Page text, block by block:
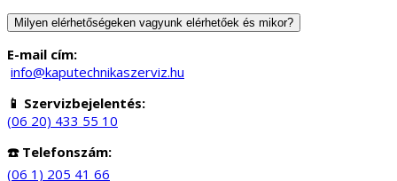
Milyen elérhetőségeken vagyunk elérhetőek és mikor?
E-mail cím:
info@kaputechnikaszerviz.hu
📱 Szervizbejelentés:
(06 20) 433 55 10
☎️ Telefonszám:
(06 1) 205 41 66